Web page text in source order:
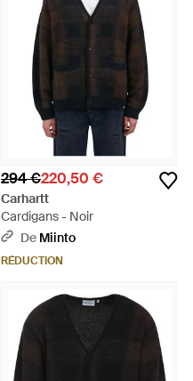
294 €220,50 €
Carhartt
Cardigans - Noir
De Miinto
RÉDUCTION